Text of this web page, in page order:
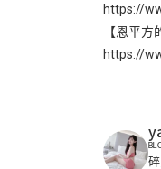
https://
【恩平方
https://